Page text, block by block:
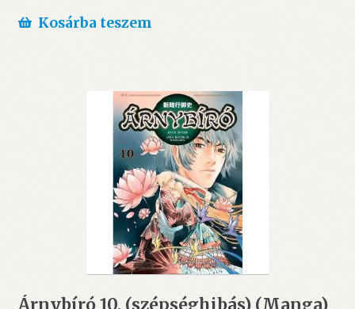
Kosárba teszem
Árnybíró 10. (szépséghibás) (Manga)